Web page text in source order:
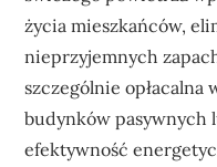
życia mieszkańców,
nieprzyjemnych
szczególnie
budynków pasywnych
efektywność